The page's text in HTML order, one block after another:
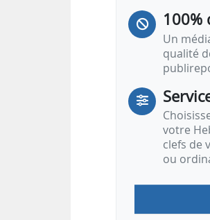
100%
Un
qualité
votre
clefs de
ou